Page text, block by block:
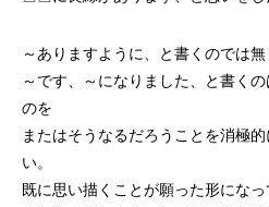
～ありますように、と書くのでは
～です、～になりました、と書く
のを
またはそうなるだろうことを消極
い。
既に思い描くことが願った形にな